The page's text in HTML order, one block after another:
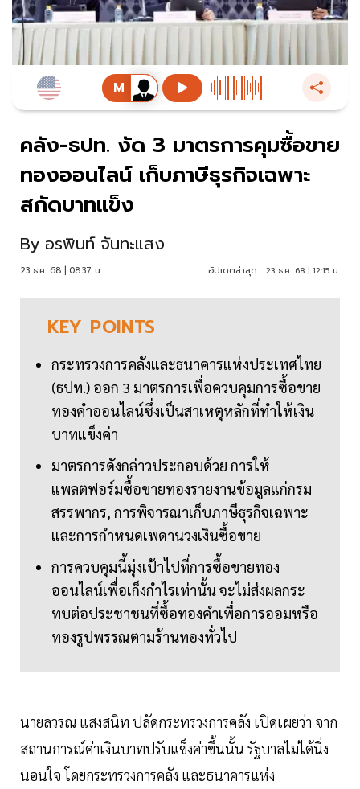
คลัง-ธปท. งัด 3 มาตรการคุมซื้อขาย
ทองออนไลน์ เก็บภาษีธุรกิจเฉพาะ
สกัดบาทแข็ง
By อรพินท์ จันทะแสง
23 ธ.ค. 68 | 08:37 น. อัปเดตล่าสุด : 23 ธ.ค. 68 | 12:15 น.
KEY POINTS
กระทรวงการคลังและธนาคารแห่งประเทศไทย
(ธปท.) ออก 3 มาตรการเพื่อควบคุมการซื้อขาย
ทองคำออนไลน์ซึ่งเป็นสาเหตุหลักที่ทำให้เงิน
บาทแข็งค่า
มาตรการดังกล่าวประกอบด้วย การให้
แพลตฟอร์มซื้อขายทองรายงานข้อมูลแก่กรม
สรรพากร, การพิจารณาเก็บภาษีธุรกิจเฉพาะ
และการกำหนดเพดานวงเงินซื้อขาย
การควบคุมนี้มุ่งเป้าไปที่การซื้อขายทอง
ออนไลน์เพื่อเก็งกำไรเท่านั้น จะไม่ส่งผลกระ
ทบต่อประชาชนที่ซื้อทองคำเพื่อการออมหรือ
ทองรูปพรรณตามร้านทองทั่วไป
นายลวรณ แสงสนิท ปลัดกระทรวงการคลัง เปิดเผยว่า จาก
สถานการณ์ค่าเงินบาทปรับแข็งค่าขึ้นนั้น รัฐบาลไม่ได้นิ่ง
นอนใจ โดยกระทรวงการคลัง และธนาคารแห่ง